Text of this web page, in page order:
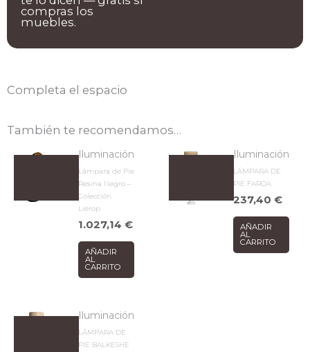
compras los
muebles.
Completa el espacio
También te recomendamos…
Iluminación
Lámpara de Pie
Resina Negro –
Colección
Lierop
1.027,14€
AÑADIR
AL
CARRITO
Iluminación
LÁMPARA DE
PIE FAROA
237,40€
AÑADIR
AL
CARRITO
Iluminación
LÁMPARA DE
PIE BALKESHE